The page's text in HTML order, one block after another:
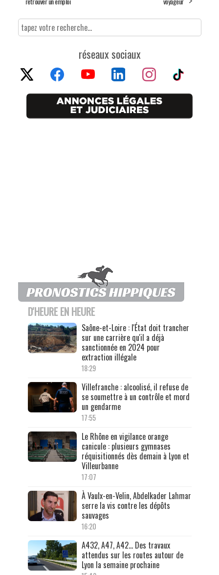
réseaux sociaux
D'HEURE EN HEURE
Saône-et-Loire : l'État doit trancher
sur une carrière qu'il a déjà
sanctionnée en 2024 pour
extraction illégale
18:29
Villefranche : alcoolisé, il refuse de
se soumettre à un contrôle et mord
un gendarme
17:55
Le Rhône en vigilance orange
canicule : plusieurs gymnases
réquisitionnés dès demain à Lyon et
Villeurbanne
17:07
À Vaulx-en-Velin, Abdelkader Lahmar
serre la vis contre les dépôts
sauvages
16:20
A432, A47, A42… Des travaux
attendus sur les routes autour de
Lyon la semaine prochaine